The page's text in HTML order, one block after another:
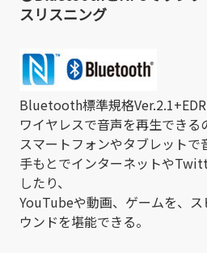
スリスニング
Bluetooth標準規格Ver.2.1+EDR
ワイヤレスで音声を再生できる
スマートフォンやタブレットで
手もとでインターネットや
したり、
YouTubeや動画、ゲームを、
ウンドを堪能できる。